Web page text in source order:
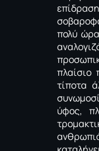
πολύ
πλαίσιο
τίποτα
ύφος,